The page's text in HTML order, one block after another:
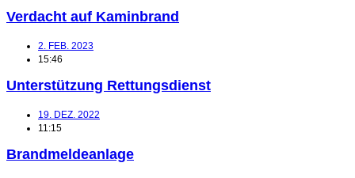
Verdacht auf Kaminbrand
2. FEB. 2023
15:46
Unterstützung Rettungsdienst
19. DEZ. 2022
11:15
Brandmeldeanlage